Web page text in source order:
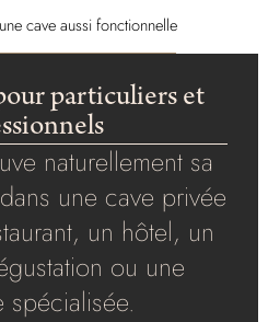
cave aussi fonctionnelle
particuliers et
naturellement sa
une cave privée
un hôtel, un
ou une
spécialisée.